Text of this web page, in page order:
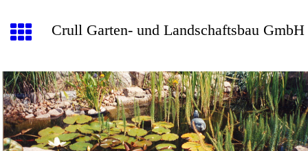
Crull Garten- und Landschaftsbau GmbH